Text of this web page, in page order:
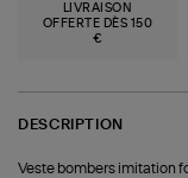
LIVRAISON
OFFERTE DÈS 150
€
DESCRIPTION
Veste bombers imitation